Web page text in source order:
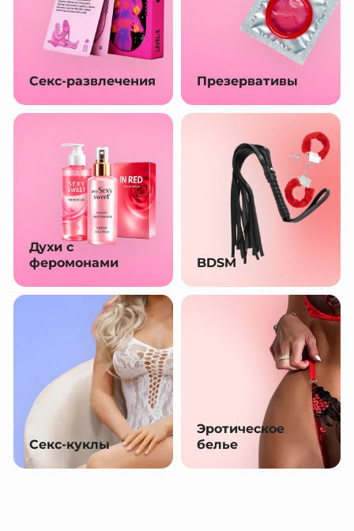
Секс-развлечения Презервативы
Духи с
феромонами
BDSM
Секс-куклы
Эротическое
белье